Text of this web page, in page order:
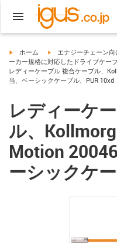
igus-icon-arrow-right
ホーム igus-icon-arrow-right
エナジーチェーン
ーカー規格に対応したドライブケー
レディーケーブル 複合ケーブル、
当、ベーシックケーブル、PUR 10xd
レディーケ
ル、
Motion
ーシックケ